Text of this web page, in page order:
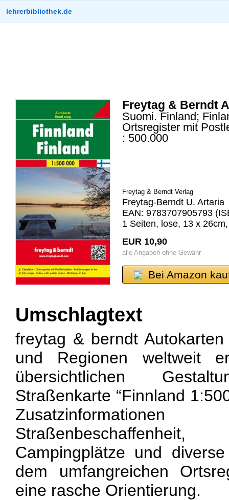
lehrerbibliothek.de
Freytag & Berndt
Suomi. Finland;
Ortsregister mit
: 500.000
Freytag & Berndt Verlag
Freytag-Berndt U. Artaria
EAN: 9783707905793
1 Seiten, lose, 13 x
EUR 10,90
alle Angaben ohne Gewähr
Bei Amazon
Umschlagtext
freytag & berndt
und Regionen weltweit
übersichtlichen
Straßenkarte “Finnland
Straßenbeschaffenheit,
Campingplätze und
dem umfangreichen
eine rasche Orientierung.